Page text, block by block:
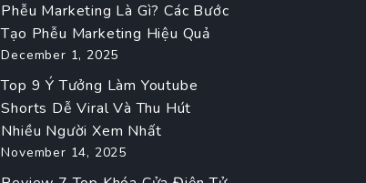
Phễu Marketing Là Gì? Các Bước
Tạo Phễu Marketing Hiệu Quả
December 1, 2025
Top 9 Ý Tưởng Làm Youtube
Shorts Dễ Viral Và Thu Hút
Nhiều Người Xem Nhất
November 14, 2025